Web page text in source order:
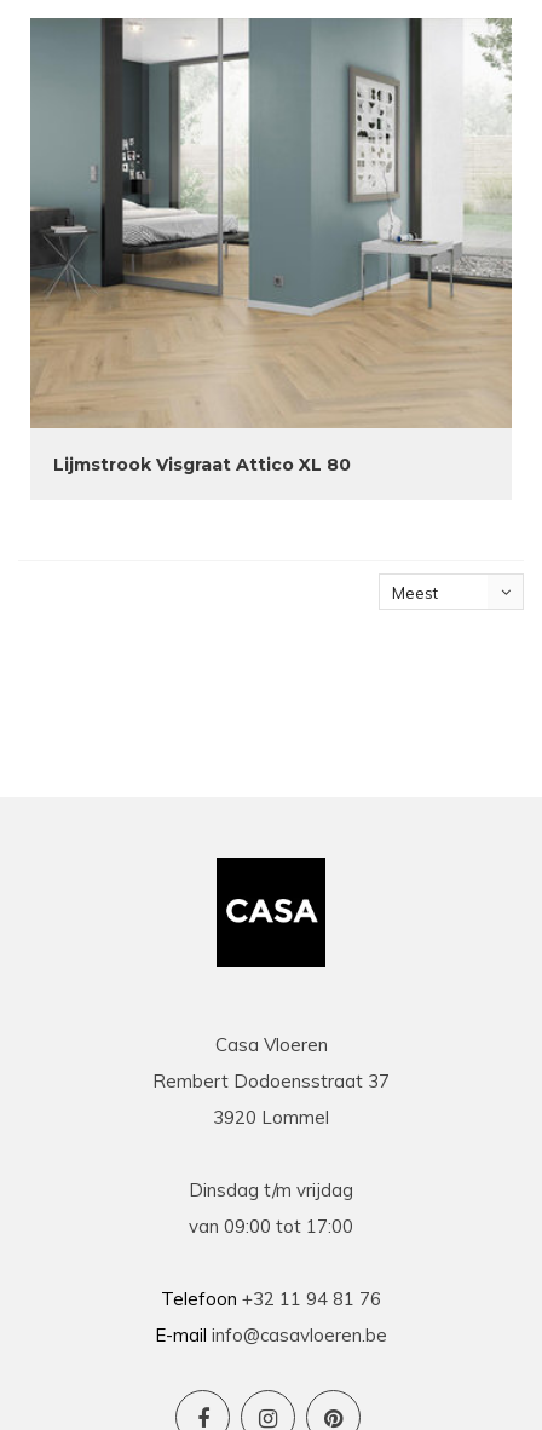
Lijmstrook Visgraat Attico XL 80
Meest
Casa Vloeren
Rembert Dodoensstraat 37
3920 Lommel
Dinsdag t/m vrijdag
van 09:00 tot 17:00
Telefoon +32 11 94 81 76
E-mail info@casavloeren.be